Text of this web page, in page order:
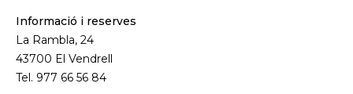
Informació i reserves
La Rambla, 24
43700 El Vendrell
Tel. 977 66 56 84